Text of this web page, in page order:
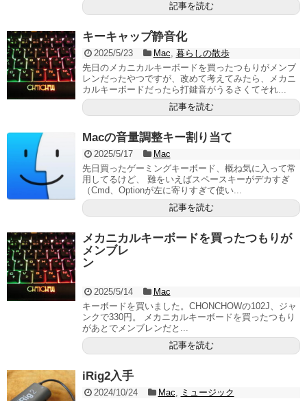
記事を読む
キーキャップ静音化
2025/5/23 Mac, 暮らしの散歩
先日のメカニカルキーボードを買ったつもりがメンブ
レンだったやつですが、改めて考えてみたら、メカニ
カルキーボードだったら打鍵音がうるさくてそれ...
記事を読む
Macの音量調整キー割り当て
2025/5/17
Mac
先日買ったゲーミングキーボード、概ね気に入って常
用してるけど、 難をいえばスペースキーがデカすぎ
（Cmd、Optionが左に寄りすぎて使い...
記事を読む
メカニカルキーボードを買ったつもりが
メンブレ
ン
2025/5/14
Mac
キーボードを買いました。CHONCHOWの102J、ジャ
ンクで330円。 メカニカルキーボードを買ったつもり
があとでメンブレンだと...
記事を読む
iRig2入手
2024/10/24 Mac, ミュージック